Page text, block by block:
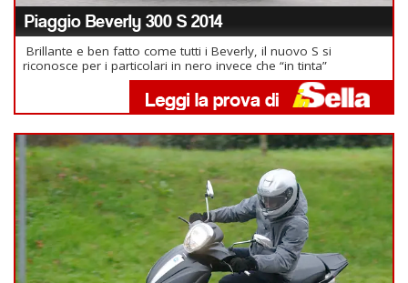
Piaggio Beverly 300 S 2014
Brillante e ben fatto come tutti i Beverly, il nuovo S si
riconosce per i particolari in nero invece che “in tinta”